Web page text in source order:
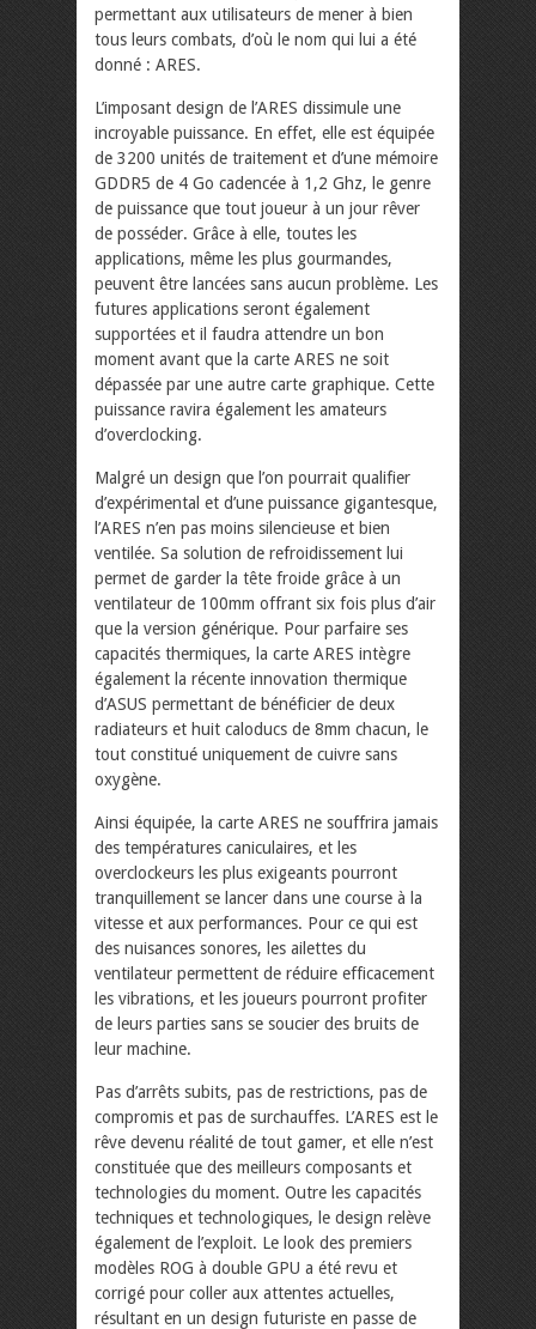
permettant aux utilisateurs de mener à bien
tous leurs combats, d’où le nom qui lui a été
donné : ARES.
L’imposant design de l’ARES dissimule une
incroyable puissance. En effet, elle est équipée
de 3200 unités de traitement et d’une mémoire
GDDR5 de 4 Go cadencée à 1,2 Ghz, le genre
de puissance que tout joueur à un jour rêver
de posséder. Grâce à elle, toutes les
applications, même les plus gourmandes,
peuvent être lancées sans aucun problème. Les
futures applications seront également
supportées et il faudra attendre un bon
moment avant que la carte ARES ne soit
dépassée par une autre carte graphique. Cette
puissance ravira également les amateurs
d’overclocking.
Malgré un design que l’on pourrait qualifier
d’expérimental et d’une puissance gigantesque,
l’ARES n’en pas moins silencieuse et bien
ventilée. Sa solution de refroidissement lui
permet de garder la tête froide grâce à un
ventilateur de 100mm offrant six fois plus d’air
que la version générique. Pour parfaire ses
capacités thermiques, la carte ARES intègre
également la récente innovation thermique
d’ASUS permettant de bénéficier de deux
radiateurs et huit caloducs de 8mm chacun, le
tout constitué uniquement de cuivre sans
oxygène.
Ainsi équipée, la carte ARES ne souffrira jamais
des températures caniculaires, et les
overclockeurs les plus exigeants pourront
tranquillement se lancer dans une course à la
vitesse et aux performances. Pour ce qui est
des nuisances sonores, les ailettes du
ventilateur permettent de réduire efficacement
les vibrations, et les joueurs pourront profiter
de leurs parties sans se soucier des bruits de
leur machine.
Pas d’arrêts subits, pas de restrictions, pas de
compromis et pas de surchauffes. L’ARES est le
rêve devenu réalité de tout gamer, et elle n’est
constituée que des meilleurs composants et
technologies du moment. Outre les capacités
techniques et technologiques, le design relève
également de l’exploit. Le look des premiers
modèles ROG à double GPU a été revu et
corrigé pour coller aux attentes actuelles,
résultant en un design futuriste en passe de